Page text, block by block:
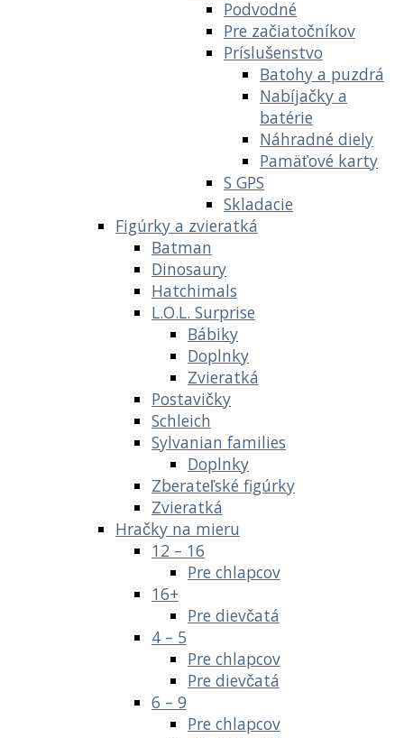
Podvodné
Pre začiatočníkov
Príslušenstvo
Batohy a puzdrá
Nabíjačky a
batérie
Náhradné diely
Pamäťové karty
S GPS
Skladacie
Figúrky a zvieratká
Batman
Dinosaury
Hatchimals
L.O.L. Surprise
Bábiky
Doplnky
Zvieratká
Postavičky
Schleich
Sylvanian families
Doplnky
Zberateľské figúrky
Zvieratká
Hračky na mieru
12 – 16
Pre chlapcov
16+
Pre dievčatá
4 – 5
Pre chlapcov
Pre dievčatá
6 – 9
Pre chlapcov